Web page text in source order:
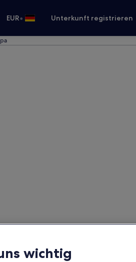
EUR• Unterkunft registrieren
wichtig